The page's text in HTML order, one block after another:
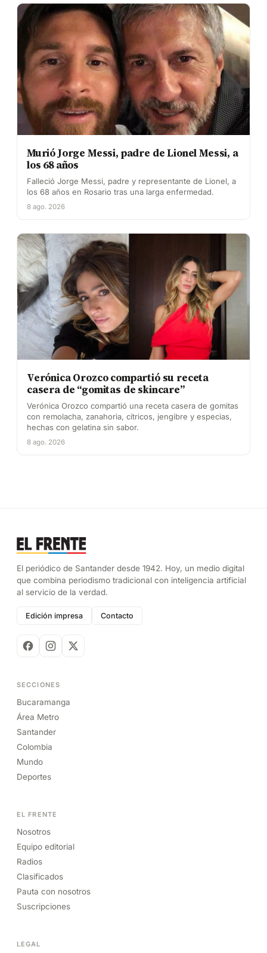
Murió Jorge Messi, padre de Lionel Messi, a
los 68 años
Falleció Jorge Messi, padre y representante de Lionel, a
los 68 años en Rosario tras una larga enfermedad.
8 ago. 2026
Verónica Orozco compartió su receta
casera de “gomitas de skincare”
Verónica Orozco compartió una receta casera de gomitas
con remolacha, zanahoria, cítricos, jengibre y especias,
hechas con gelatina sin sabor.
8 ago. 2026
El periódico de Santander desde 1942. Hoy, un medio digital
que combina periodismo tradicional con inteligencia artificial
al servicio de la verdad.
Edición impresa Contacto
SECCIONES
Bucaramanga
Área Metro
Santander
Colombia
Mundo
Deportes
EL FRENTE
Nosotros
Equipo editorial
Radios
Clasificados
Pauta con nosotros
Suscripciones
LEGAL